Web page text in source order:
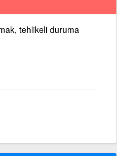
tehlikeli duruma